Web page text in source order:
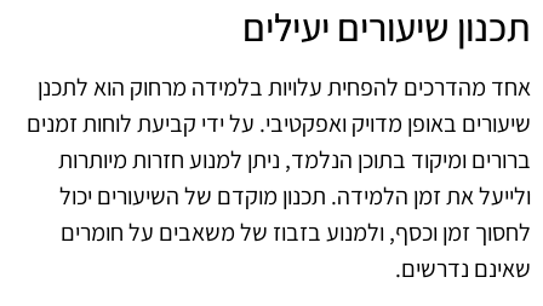
תכנון שיעורים יעילים
אחד מהדרכים להפחית עלויות בלמידה מרחוק הוא לתכנן
שיעורים באופן מדויק ואפקטיבי. על ידי קביעת לוחות זמנים
ברורים ומיקוד בתוכן הנלמד, ניתן למנוע חזרות מיותרות
ולייעל את זמן הלמידה. תכנון מוקדם של השיעורים יכול
לחסוך זמן וכסף, ולמנוע בזבוז של משאבים על חומרים
שאינם נדרשים.